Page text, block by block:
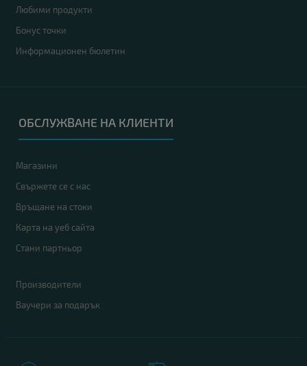
Любими продукти
Бонус точки
Информационен бюлетин
ОБСЛУЖВАНЕ НА КЛИЕНТИ
Магазини
Свържете се с нас
Връщане на стоки
Карта на уеб сайта
Стани партньор
Производители
Ваучери за подарък